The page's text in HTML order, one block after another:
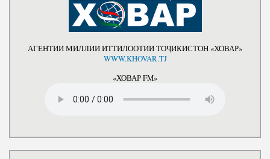
АГЕНТИИ МИЛЛИИ ИТТИЛООТИИ ТОҶИКИСТОН «ХОВАР»
WWW.KHOVAR.TJ
«ХОВАР FM»